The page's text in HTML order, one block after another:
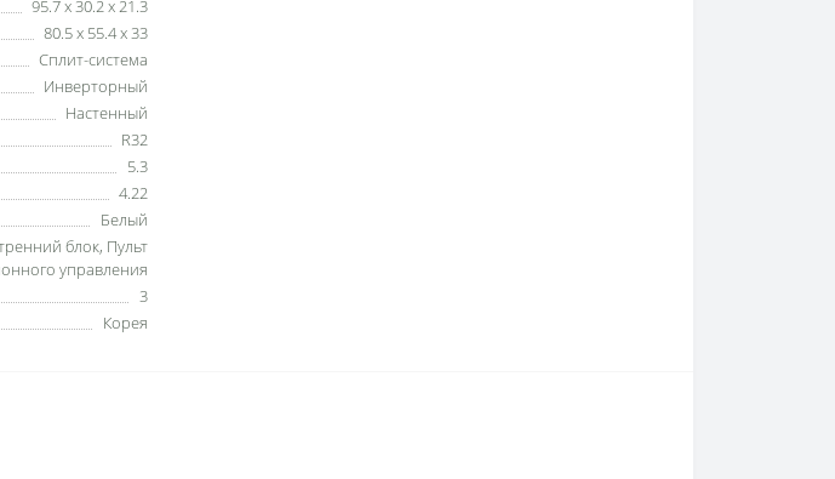
95.7 x 30.2 x 21.3
80.5 x 55.4 x 33
Сплит-система
Инверторный
Настенный
R32
5.3
4.22
Белый
блок, Пульт
управления
3
Корея